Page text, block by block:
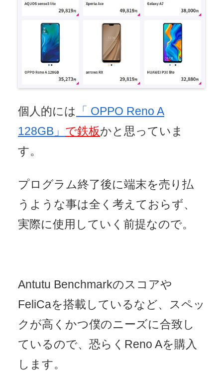
個人的には
「 OPPO Reno A
128GB」 で鉄板かと思っていま
す。
プログラム終了後に端末を売り払
うような事は全く考えておらず、
実際に使用していく前提なので。
Antutu Benchmarkのスコアや
FeliCaを搭載しているなど、スペッ
クが高くかつ僕のニーズに合致し
ているので、恐らくReno Aを購入
します。